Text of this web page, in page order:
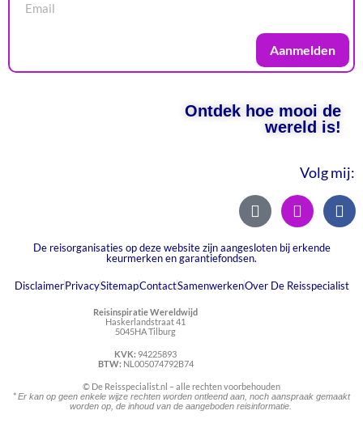
Aanmelden
Ontdek hoe mooi de
wereld is!
Volg mij:
De reisorganisaties op deze website zijn aangesloten bij erkende
keurmerken en garantiefondsen.
DisclaimerPrivacySitemapContactSamenwerkenOver De Reisspecialist
Reisinspiratie Wereldwijd
Haskerlandstraat 41
5045HA Tilburg
KVK: 94225893
BTW: NL005074792B74
© De Reisspecialist.nl – alle rechten voorbehouden
*Er kan op geen enkele wijze rechten worden ontleend aan, noch aanspraak gemaakt
worden op, de inhoud van de aangeboden reisinformatie.